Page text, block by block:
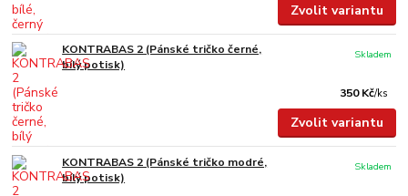
Zvolit variantu
KONTRABAS 2 (Pánské tričko černé,
bílý potisk)
350 Kč/ks
Skladem
Zvolit variantu
KONTRABAS 2 (Pánské tričko modré,
bílý potisk)
Skladem